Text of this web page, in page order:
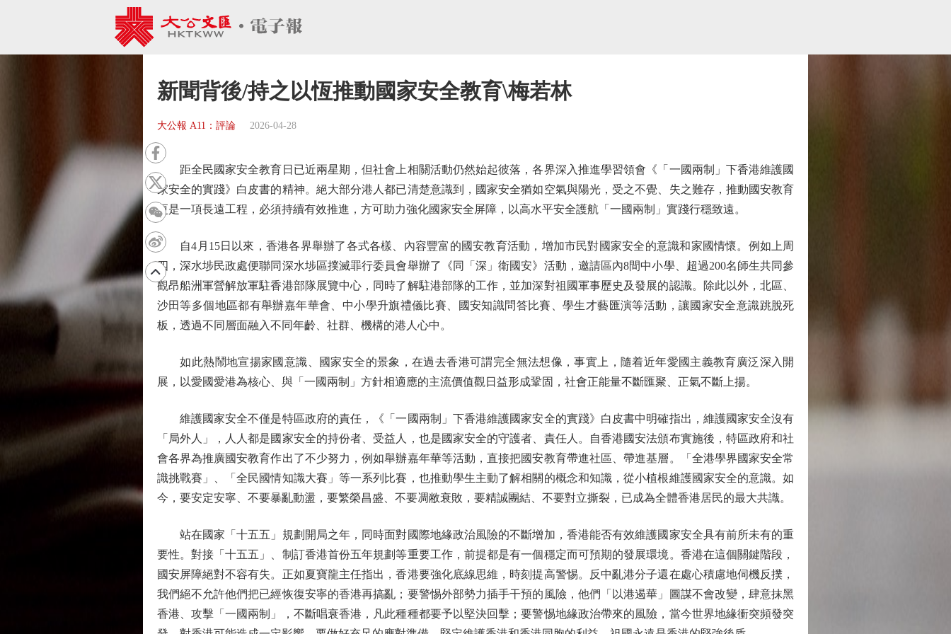
新聞背後/持之以恆推動國家安全教育\梅若林
大公報 A11：評論 2026-04-28
距全民國家安全教育日已近兩星期，但社會上相關活動仍然始起彼落，各界深入推進學習領會《「一國兩制」下香港維護國
家安全的實踐》白皮書的精神。絕大部分港人都已清楚意識到，國家安全猶如空氣與陽光，受之不覺、失之難存，推動國安教育
更是一項長遠工程，必須持續有效推進，方可助力強化國家安全屏障，以高水平安全護航「一國兩制」實踐行穩致遠。
自4月15日以來，香港各界舉辦了各式各樣、內容豐富的國安教育活動，增加市民對國家安全的意識和家國情懷。例如上周
四，深水埗民政處便聯同深水埗區撲滅罪行委員會舉辦了《同「深」衛國安》活動，邀請區內8間中小學、超過200名師生共同參
觀昂船洲軍營解放軍駐香港部隊展覽中心，同時了解駐港部隊的工作，並加深對祖國軍事歷史及發展的認識。除此以外，北區、
沙田等多個地區都有舉辦嘉年華會、中小學升旗禮儀比賽、國安知識問答比賽、學生才藝匯演等活動，讓國家安全意識跳脫死
板，透過不同層面融入不同年齡、社群、機構的港人心中。
如此熱鬧地宣揚家國意識、國家安全的景象，在過去香港可謂完全無法想像，事實上，隨着近年愛國主義教育廣泛深入開
展，以愛國愛港為核心、與「一國兩制」方針相適應的主流價值觀日益形成鞏固，社會正能量不斷匯聚、正氣不斷上揚。
維護國家安全不僅是特區政府的責任，《「一國兩制」下香港維護國家安全的實踐》白皮書中明確指出，維護國家安全沒有
「局外人」，人人都是國家安全的持份者、受益人，也是國家安全的守護者、責任人。自香港國安法頒布實施後，特區政府和社
會各界為推廣國安教育作出了不少努力，例如舉辦嘉年華等活動，直接把國安教育帶進社區、帶進基層。「全港學界國家安全常
識挑戰賽」、「全民國情知識大賽」等一系列比賽，也推動學生主動了解相關的概念和知識，從小植根維護國家安全的意識。如
今，要安定安寧、不要暴亂動盪，要繁榮昌盛、不要凋敝衰敗，要精誠團結、不要對立撕裂，已成為全體香港居民的最大共識。
站在國家「十五五」規劃開局之年，同時面對國際地緣政治風險的不斷增加，香港能否有效維護國家安全具有前所未有的重
要性。對接「十五五」、制訂香港首份五年規劃等重要工作，前提都是有一個穩定而可預期的發展環境。香港在這個關鍵階段，
國安屏障絕對不容有失。正如夏寶龍主任指出，香港要強化底線思維，時刻提高警惕。反中亂港分子還在處心積慮地伺機反撲，
我們絕不允許他們把已經恢復安寧的香港再搞亂；要警惕外部勢力插手干預的風險，他們「以港遏華」圖謀不會改變，肆意抹黑
香港、攻擊「一國兩制」，不斷唱衰香港，凡此種種都要予以堅決回擊；要警惕地緣政治帶來的風險，當今世界地緣衝突頻發突